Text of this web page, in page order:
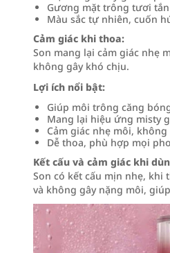
Gương mặt trông tươi
Màu sắc tự nhiên, cuốn
Cảm giác khi thoa:
Son mang lại cảm giác nhẹ
không gây khó chịu.
Lợi ích nổi bật:
Giúp môi trông căng
Mang lại hiệu ứng misty
Cảm giác nhẹ môi,
Dễ thoa, phù hợp mọi
Kết cấu và cảm giác khi
Son có kết cấu mịn nhẹ,
và không gây nặng môi,